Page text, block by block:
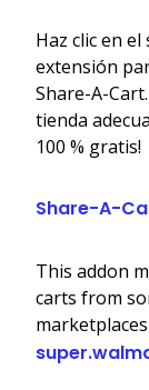
Haz clic en
extensión
Share-A-
tienda
100 % gratis!
Share-A-
This addon
carts from